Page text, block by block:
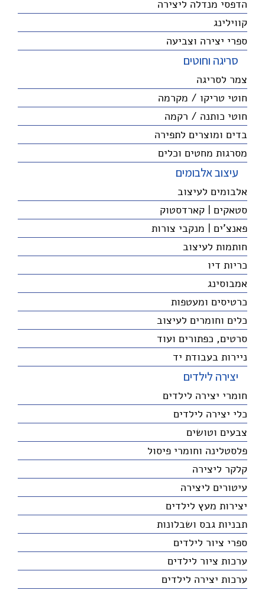
הדפסי מנדלה ליצירה
קווילינג
ספרי יצירה וצביעה
סריגה וחוטים
צמר לסריגה
חוטי טריקו / מקרמה
חוטי כותנה / רקמה
בדים ומוצרים לתפירה
מסרגות מחטים וכלים
עיצוב אלבומים
אלבומים לעיצוב
סטאקים | קארדסטוק
פאנצ'ים | מנקבי צורות
חותמות לעיצוב
כריות דיו
אמבוסינג
כרטיסים ומעטפות
כלים וחומרים לעיצוב
סרטים, כפתורים ועוד
ניירות בעבודת יד
יצירה לילדים
חומרי יצירה לילדים
כלי יצירה לילדים
צבעים וטושים
פלסטלינה וחומרי פיסול
קלקר ליצירה
עיטורים ליצירה
יצירות מעץ לילדים
תבניות גבס ושבלונות
ספרי ציור לילדים
ערכות ציור לילדים
ערכות יצירה לילדים